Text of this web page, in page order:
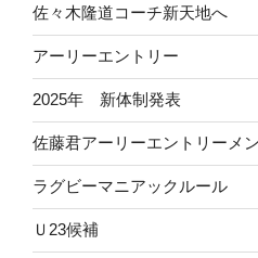
佐々木隆道コーチ新天地へ
アーリーエントリー
2025年 新体制発表
佐藤君アーリーエントリーメ
ラグビーマニアックルール
Ｕ23候補